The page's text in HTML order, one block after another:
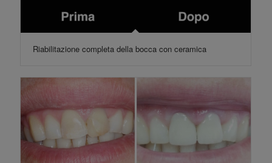
Riabilitazione completa della bocca con ceramica